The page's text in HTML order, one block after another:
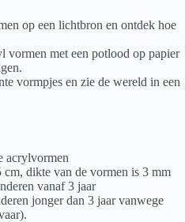
op een lichtbron en ontdek hoe
vormen met een potlood op papier
vormpjes en zie de wereld in een
acrylvormen
cm, dikte van de vormen is 3 mm
vanaf 3 jaar
jonger dan 3 jaar vanwege